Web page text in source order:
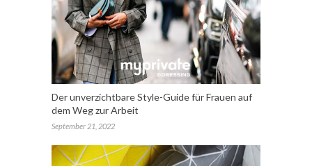
Der unverzichtbare Style-Guide für Frauen auf
dem Weg zur Arbeit
September 21, 2022